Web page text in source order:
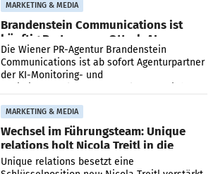
MARKETING & MEDIA
Brandenstein Communications ist
künftig Partner von OtterlyAI
Die Wiener PR-Agentur Brandenstein
Communications ist ab sofort Agenturpartner
der KI-Monitoring- und
MARKETING & MEDIA
Wechsel im Führungsteam: Unique
relations holt Nicola Treitl in die
Geschäftsleitung
Unique relations besetzt eine